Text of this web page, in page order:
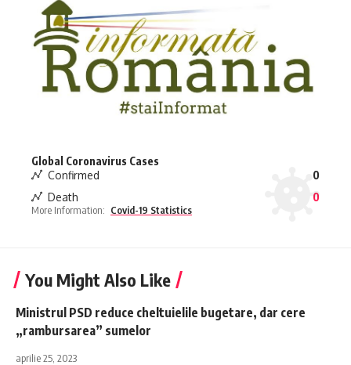
Global Coronavirus Cases
Confirmed
0
Death
0
More Information: Covid-19 Statistics
You Might Also Like
Ministrul PSD reduce cheltuielile bugetare, dar cere
„rambursarea” sumelor
aprilie 25, 2023